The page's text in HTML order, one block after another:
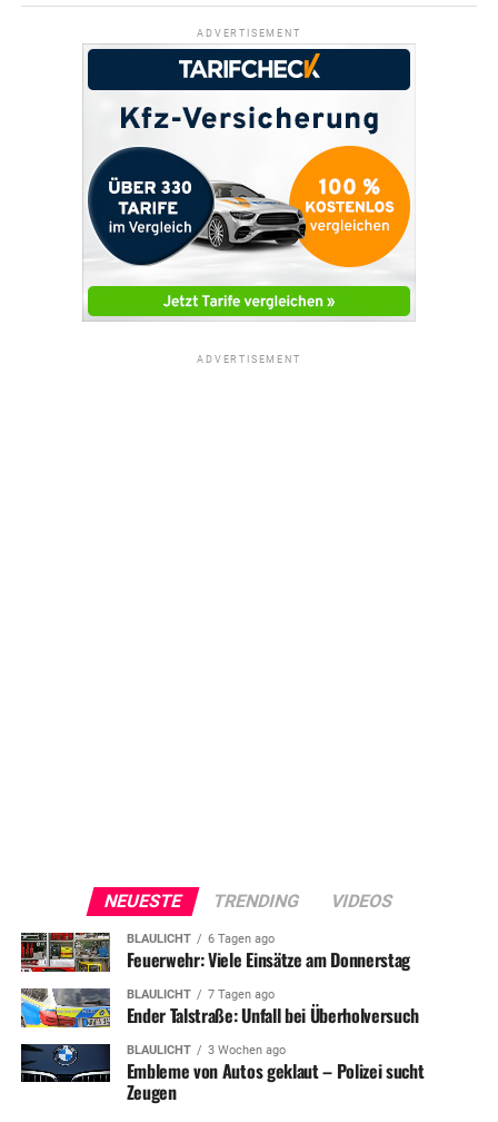
ADVERTISEMENT
ADVERTISEMENT
NEUESTE TRENDING VIDEOS
BLAULICHT 6 Tagen ago
Feuerwehr: Viele Einsätze am Donnerstag
BLAULICHT 7 Tagen ago
Ender Talstraße: Unfall bei Überholversuch
BLAULICHT 3 Wochen ago
Embleme von Autos geklaut – Polizei sucht
Zeugen